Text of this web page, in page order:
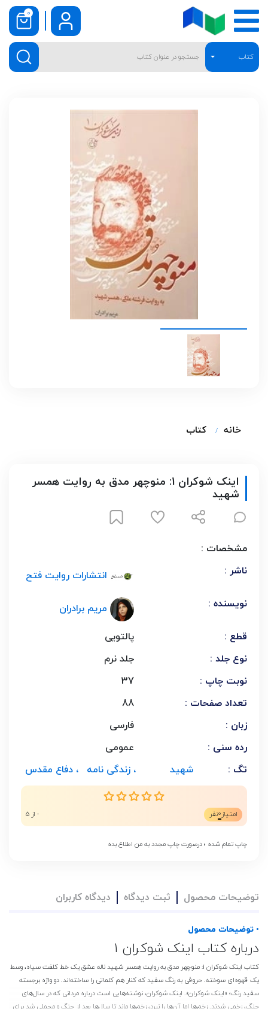
کتاب
0
خانه کتاب
اینک شوکران 1: منوچهر مدق به روایت همسر
شهید
مشخصات :
ناشر :
انتشارات روایت فتح
نویسنده : مریم برادران
قطع :
پالتویی
نوع جلد :
جلد نرم
نوبت چاپ :
37
تعداد صفحات :
88
زبان :
فارسی
رده سنی :
عمومی
تگ :
شهید ، زندگی نامه ، دفاع مقدس
امتیاز0نفر - از 5
چاپ تمام شده ؛ درصورت چاپ مجدد به من اطلاع بده
توضیحات محصول ثبت دیدگاه دیدگاه کاربران
• توضیحات محصول
درباره کتاب اینک شوکران 1
کتاب اینک شوکران 1: منوچهر مدق به روایت همسر شهید ناله عشق یک خط کلفت سیاه، وسط
یک قهوه‌ای سوخته. حروفی به رنگ سفید که کنار هم کلماتی را ساخته‌اند. دو واژه برجسته
سفید رنگ؛ «اینک شوکران». اینک شوکران، نوشته‌هایی است درباره مردانی که در سال‌های
جنگ، زخمی شدند. زخم‌ها اما آن‌ها را نبرد، زخم‌ها ماند تا سال‌ها بعد از جنگ و محملی شد برای